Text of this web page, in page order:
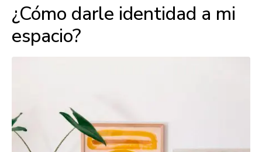
¿Cómo darle identidad a mi
espacio?